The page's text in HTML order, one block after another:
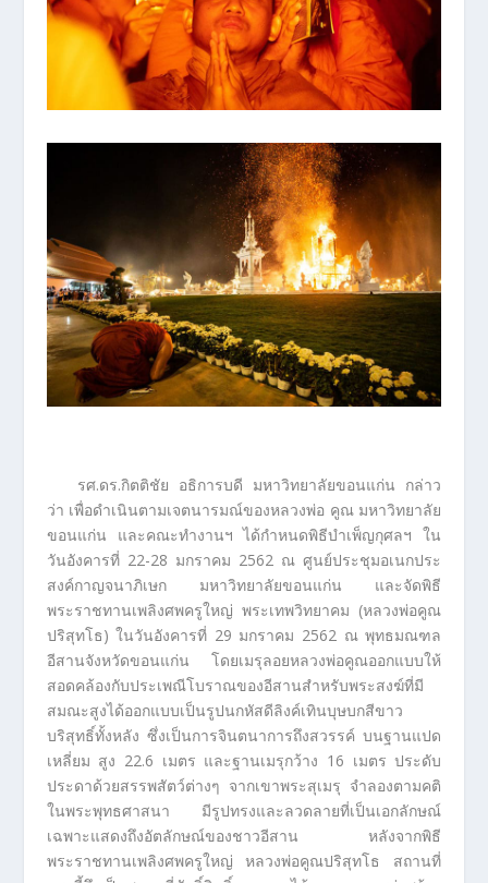
รศ.ดร.กิตติชัย อธิการบดี มหาวิทยาลัยขอนแก่น กล่าว
ว่า เพื่อดำเนินตามเจตนารมณ์ของหลวงพ่อ คูณ มหาวิทยาลัย
ขอนแก่น และคณะทำงานฯ ได้กำหนดพิธีบำเพ็ญกุศลฯ ใน
วันอังคารที่ 22-28 มกราคม 2562 ณ ศูนย์ประชุมอเนกประ
สงค์กาญจนาภิเษก มหาวิทยาลัยขอนแก่น และจัดพิธี
พระราชทานเพลิงศพครูใหญ่ พระเทพวิทยาคม (หลวงพ่อคูณ
ปริสุทโธ) ในวันอังคารที่ 29 มกราคม 2562 ณ พุทธมณฑล
อีสานจังหวัดขอนแก่น โดยเมรุลอยหลวงพ่อคูณออกแบบให้
สอดคล้องกับประเพณีโบราณของอีสานสำหรับพระสงฆ์ที่มี
สมณะสูงได้ออกแบบเป็นรูปนกหัสดีลิงค์เทินบุษบกสีขาว
บริสุทธิ์ทั้งหลัง ซึ่งเป็นการจินตนาการถึงสวรรค์ บนฐานแปด
เหลี่ยม สูง 22.6 เมตร และฐานเมรุกว้าง 16 เมตร ประดับ
ประดาด้วยสรรพสัตว์ต่างๆ จากเขาพระสุเมรุ จำลองตามคติ
ในพระพุทธศาสนา มีรูปทรงและลวดลายที่เป็นเอกลักษณ์
เฉพาะแสดงถึงอัตลักษณ์ของชาวอีสาน หลังจากพิธี
พระราชทานเพลิงศพครูใหญ่ หลวงพ่อคูณปริสุทโธ สถานที่